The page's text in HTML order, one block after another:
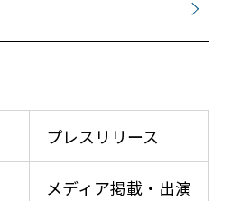
プレスリリース
メディア掲載・出演